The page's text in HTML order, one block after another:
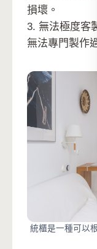
損壞。
3. 無法極度客
無法專門製作
統櫃是一種可以